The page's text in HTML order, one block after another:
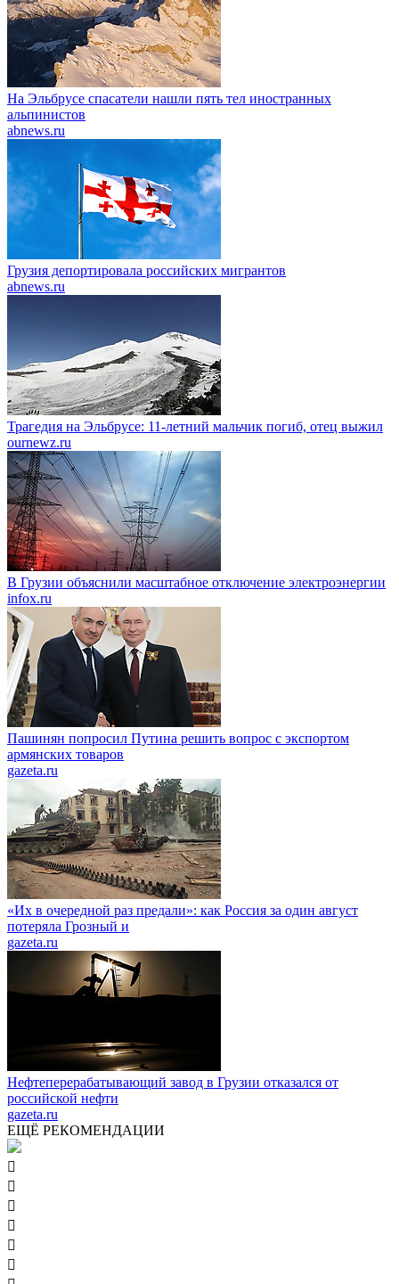
На Эльбрусе спасатели нашли пять тел иностранных
альпинистов
abnews.ru
Грузия депортировала российских мигрантов
abnews.ru
Трагедия на Эльбрусе: 11-летний мальчик погиб, отец выжил
ournewz.ru
В Грузии объяснили масштабное отключение электроэнергии
infox.ru
Пашинян попросил Путина решить вопрос с экспортом
армянских товаров
gazeta.ru
«Их в очередной раз предали»: как Россия за один август
потеряла Грозный и
gazeta.ru
Нефтеперерабатывающий завод в Грузии отказался от
российской нефти
gazeta.ru
ЕЩЁ РЕКОМЕНДАЦИИ





